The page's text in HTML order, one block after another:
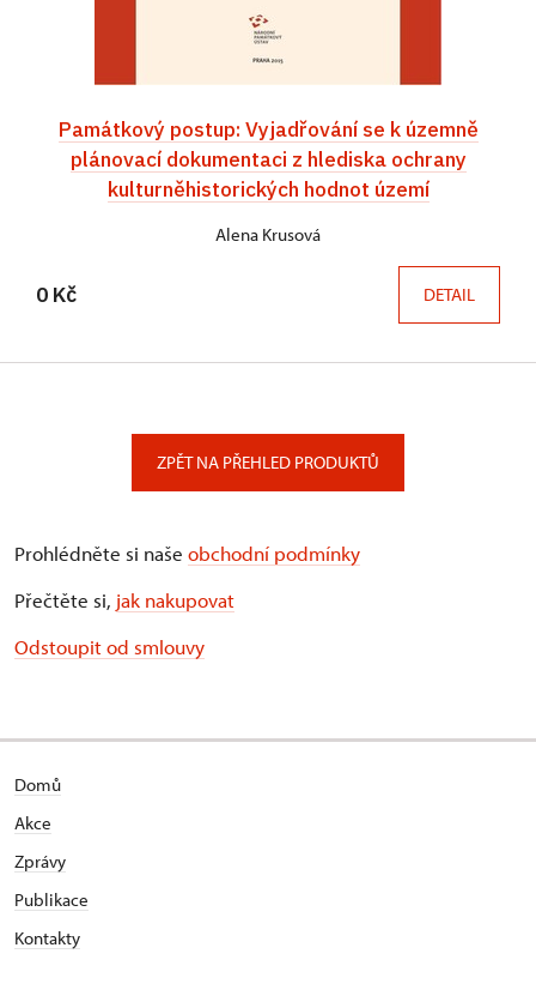
Památkový postup: Vyjadřování se k územně
plánovací dokumentaci z hlediska ochrany
kulturněhistorických hodnot území
Alena Krusová
0 Kč DETAIL
ZPĚT NA PŘEHLED PRODUKTŮ
Prohlédněte si naše obchodní podmínky
Přečtěte si, jak nakupovat
Odstoupit od smlouvy
Domů
Akce
Zprávy
Publikace
Kontakty